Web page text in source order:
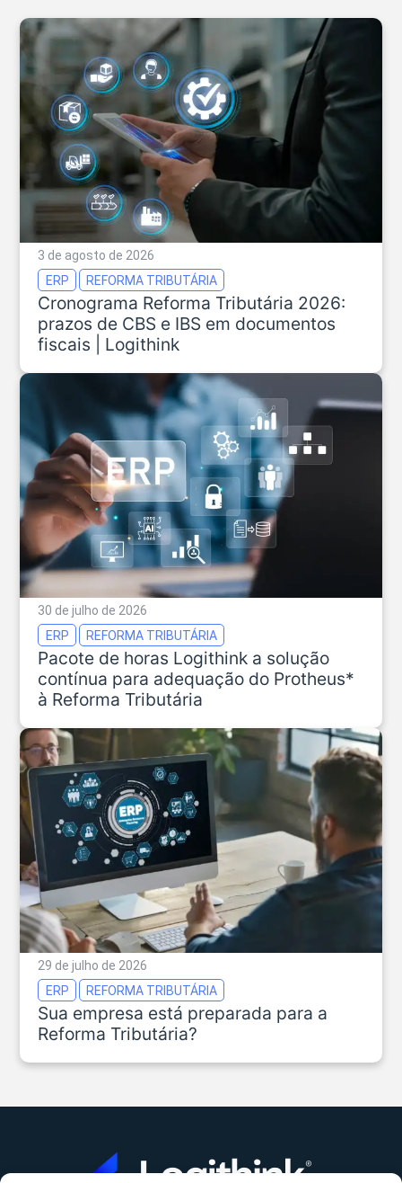
3 de agosto de 2026
ERP
REFORMA TRIBUTÁRIA
Cronograma Reforma Tributária 2026:
prazos de CBS e IBS em documentos
fiscais | Logithink
30 de julho de 2026
ERP
REFORMA TRIBUTÁRIA
Pacote de horas Logithink a solução
contínua para adequação do Protheus*
à Reforma Tributária
29 de julho de 2026
ERP
REFORMA TRIBUTÁRIA
Sua empresa está preparada para a
Reforma Tributária?